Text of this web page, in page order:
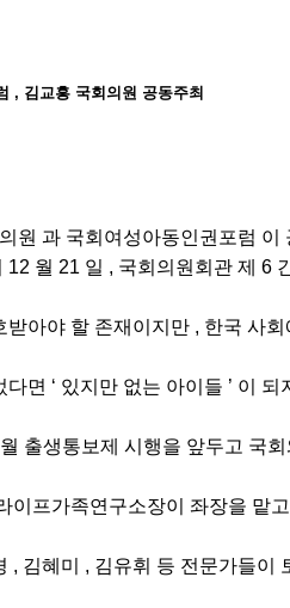
, 김교흥 국회의원 공동주최
원 과 국회여성아동인권포럼
12 월 21 일 , 국회의원회관 제 6
받아야 할 존재이지만 , 한국 사
면 ‘ 있지만 없는 아이들 ’ 이 되
출생통보제 시행을 앞두고 국
이프가족연구소장이 좌장을 맡
, 김혜미 , 김유휘 등 전문가들